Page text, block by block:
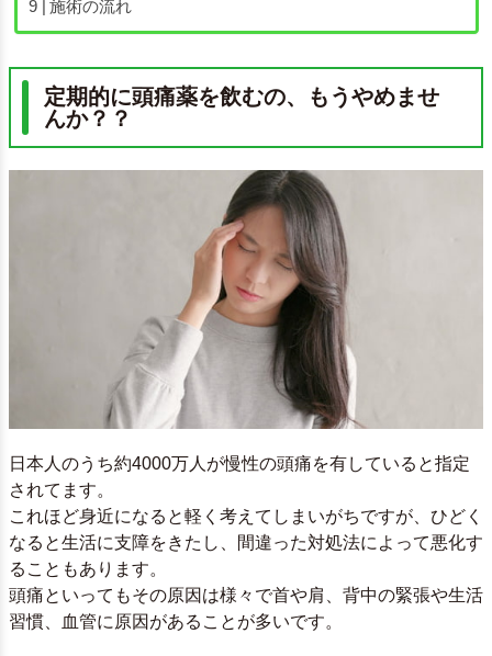
施術の流れ
定期的に頭痛薬を飲むの、もうやめませ
んか？？
日本人のうち約4000万人が慢性の頭痛を有していると指定
されてます。
これほど身近になると軽く考えてしまいがちですが、ひどく
なると生活に支障をきたし、間違った対処法によって悪化す
ることもあります。
頭痛といってもその原因は様々で首や肩、背中の緊張や生活
習慣、血管に原因があることが多いです。